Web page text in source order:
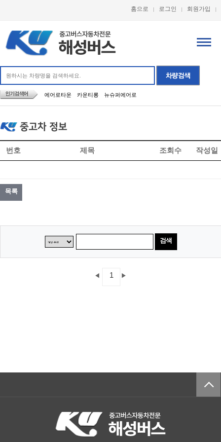
홈으로 로그인 회원가입
에어로타운 카운티롱 뉴슈퍼에어로
중고차 정보
번호 제목 조회수 작성일
목록
검색
◀ 1 ▶